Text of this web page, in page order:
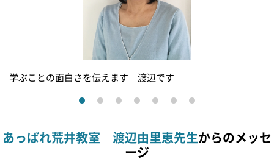
学ぶことの面白さを伝えます 渡辺です
あっぱれ荒井教室 渡辺由里恵先生からのメッセ
ージ